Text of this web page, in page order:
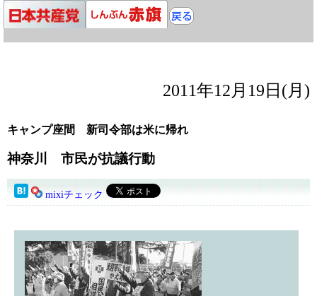
2011年12月19日(月)
キャンプ座間 新司令部は米に帰れ
神奈川 市民が抗議行動
mixiチェック